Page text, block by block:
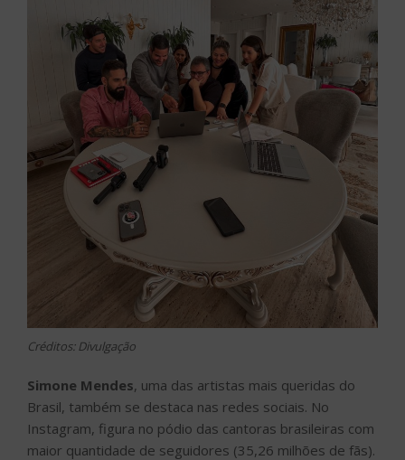
Créditos: Divulgação
Simone Mendes, uma das artistas mais queridas do
Brasil, também se destaca nas redes sociais. No
Instagram, figura no pódio das cantoras brasileiras com
maior quantidade de seguidores (35,26 milhões de fãs).